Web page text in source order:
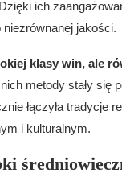
ich
jakości.
klasy win, ale
metody stały się
łączyła tradycje
i kulturalnym.